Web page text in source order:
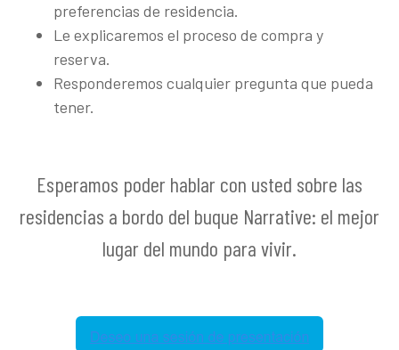
preferencias de residencia.
Le explicaremos el proceso de compra y
reserva.
Responderemos cualquier pregunta que pueda
tener.
Esperamos poder hablar con usted sobre las
residencias a bordo del buque Narrative: el mejor
lugar del mundo para vivir.